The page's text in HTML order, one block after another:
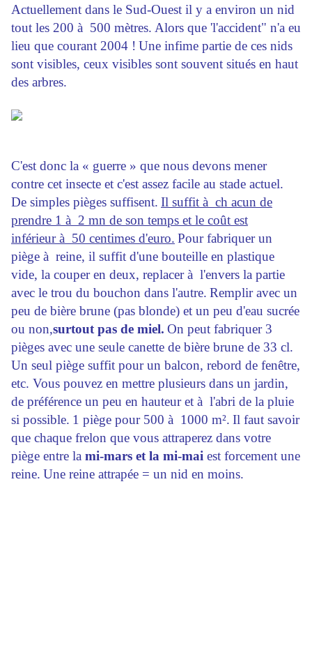
Actuellement dans le Sud-Ouest il y a environ un nid
tout les 200 à 500 mètres. Alors que 'l'accident" n'a eu
lieu que courant 2004 ! Une infime partie de ces nids
sont visibles, ceux visibles sont souvent situés en haut
des arbres.
C'est donc la « guerre » que nous devons mener
contre cet insecte et c'est assez facile au stade actuel.
De simples pièges suffisent. Il suffit à ch acun de
prendre 1 à 2 mn de son temps et le coût est
inférieur à 50 centimes d'euro. Pour fabriquer un
piège à reine, il suffit d'une bouteille en plastique
vide, la couper en deux, replacer à l'envers la partie
avec le trou du bouchon dans l'autre. Remplir avec un
peu de bière brune (pas blonde) et un peu d'eau sucrée
ou non,surtout pas de miel. On peut fabriquer 3
pièges avec une seule canette de bière brune de 33 cl.
Un seul piège suffit pour un balcon, rebord de fenêtre,
etc. Vous pouvez en mettre plusieurs dans un jardin,
de préférence un peu en hauteur et à l'abri de la pluie
si possible. 1 piège pour 500 à 1000 m². Il faut savoir
que chaque frelon que vous attraperez dans votre
piège entre la mi-mars et la mi-mai est forcement une
reine. Une reine attrapée = un nid en moins.